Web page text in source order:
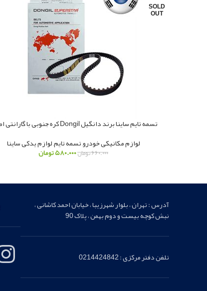
SOLD
OUT
تسمه تایم ساینا برند دانگیل Dongil کره جنوبی با گارانتی اصلی
لوازم مکانیکی خودرو,تسمه تایم,لوازم یدکی ساینا
۶۶۰.۰۰۰تومان۵۸۰.۰۰۰تومان
آدرس : تهران ، بلوار شهرزیبا ، خیابان احمد کاشانی ،
نبش کوچه بیست و دوم بهمن ، پلاک 90
تلفن دفتر مرکزی : 0214424842